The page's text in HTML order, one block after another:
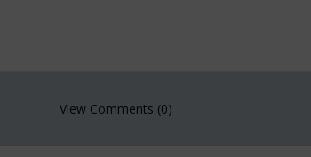
View Comments (0)